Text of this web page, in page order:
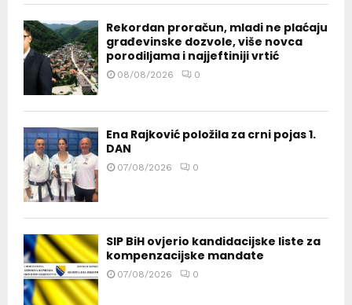
Rekordan proračun, mladi ne plaćaju
građevinske dozvole, više novca
porodiljama i najjeftiniji vrtić
08/08/2026 0
Ena Rajković položila za crni pojas 1.
DAN
07/08/2026 0
SIP BiH ovjerio kandidacijske liste za
kompenzacijske mandate
07/08/2026 0